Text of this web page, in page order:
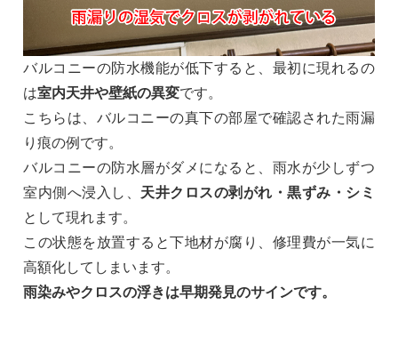
バルコニーの防水機能が低下すると、最初に現れるの
は室内天井や壁紙の異変です。
こちらは、バルコニーの真下の部屋で確認された雨漏
り痕の例です。
バルコニーの防水層がダメになると、雨水が少しずつ
室内側へ浸入し、 天井クロスの剥がれ・黒ずみ・シミ
として現れます。
この状態を放置すると下地材が腐り、修理費が一気に
高額化してしまいます。
雨染みやクロスの浮きは早期発見のサインです。